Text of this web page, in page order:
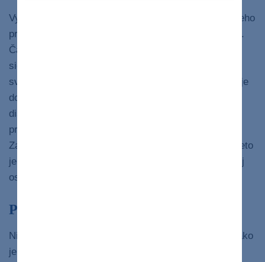
Vyšetrenie trvá asi 30 minút. Pacient po vysvetlení jeho
priebehu dostane kvapky, ktoré zväčšia jeho zornice.
Časovo to zaberie 15-20 minút, následne je vyfotená
sietnica. Každá fotografia so sebou nesie záblesk
svetla, no kamera sa nedotkne oka pacienta. Svetlo je
dosť jasné, ale nemalo by spôsobovať príliš veľký
diskomfort. Kvapky môžu v oku jemne pichať a
približne ďalších 15 minút je videnie zahmlené.
Zahmlenie môže niekedy trvať dve až šesť hodín, preto
je vhodné, aby pacient mal po vyšetrení sprievod inej
osoby a rozhodne nesmie ísť domov sám autom.
Po vyšetrení
Niekedy sa stane, že kvapky majú vedľajší účinok, ako
je výrazná bolesť a začervenanie oka, konštantné